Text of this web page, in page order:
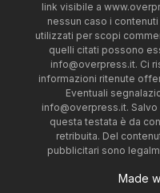
link visibile a
nessun caso i
utilizzati per scopi
quelli citati possono
info@overpress.it. Ci
informazioni ritenute
Eventuali
info@overpress.it.
questa testata è da
retribuita. Del
pubblicitari sono
Made